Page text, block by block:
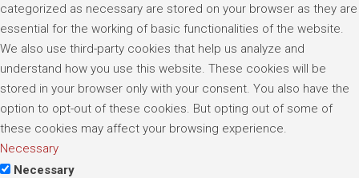
categorized as necessary are stored on your browser as they are
essential for the working of basic functionalities of the website.
We also use third-party cookies that help us analyze and
understand how you use this website. These cookies will be
stored in your browser only with your consent. You also have the
option to opt-out of these cookies. But opting out of some of
these cookies may affect your browsing experience.
Necessary
Necessary